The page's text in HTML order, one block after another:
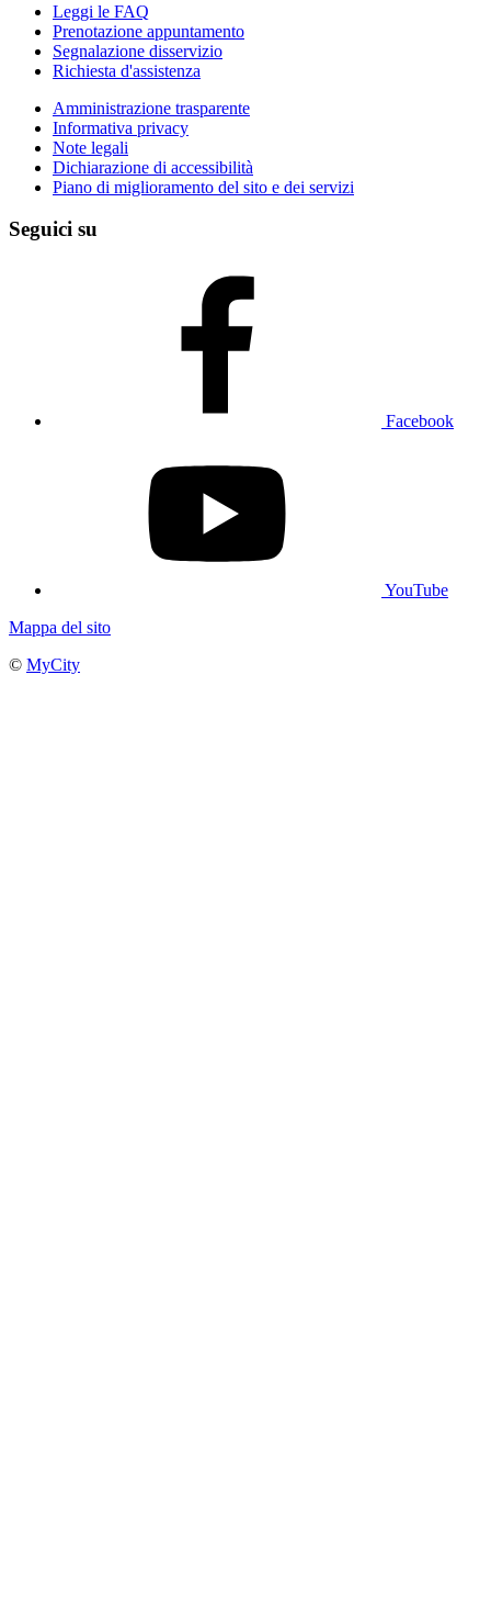
Leggi le FAQ
Prenotazione appuntamento
Segnalazione disservizio
Richiesta d'assistenza
Amministrazione trasparente
Informativa privacy
Note legali
Dichiarazione di accessibilità
Piano di miglioramento del sito e dei servizi
Seguici su
Facebook
YouTube
Mappa del sito
© MyCity